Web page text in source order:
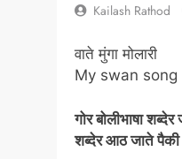
Kailash Rathod
वाते मुंगा मोलारी
My swan song
गोर बोलीभाषा
शब्देर आठ जाते पैकी